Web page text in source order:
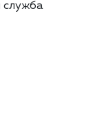
служба